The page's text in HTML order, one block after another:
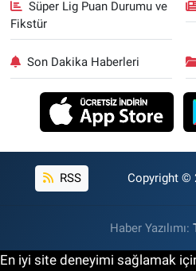
Süper Lig Puan Durumu ve
Fikstür
Son Dakika Haberleri
RSS Copyright ©
Haber Yazılımı:
En iyi site deneyimi sağlamak